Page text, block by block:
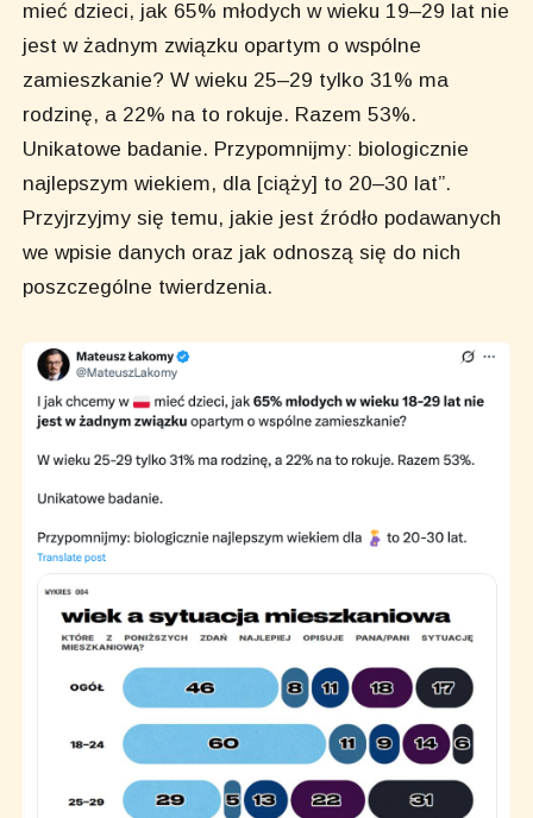
mieć dzieci, jak 65% młodych w wieku 19–29 lat nie
jest w żadnym związku opartym o wspólne
zamieszkanie? W wieku 25–29 tylko 31% ma
rodzinę, a 22% na to rokuje. Razem 53%.
Unikatowe badanie. Przypomnijmy: biologicznie
najlepszym wiekiem, dla [ciąży] to 20–30 lat”.
Przyjrzyjmy się temu, jakie jest źródło podawanych
we wpisie danych oraz jak odnoszą się do nich
poszczególne twierdzenia.